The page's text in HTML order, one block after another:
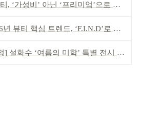
‘가성비’ 아닌 ‘프리미엄’으로 승부걸어야
뷰티 핵심 트렌드, ‘F.I.N.D’로 읽는다
] 설화수 ‘여름의 미학’ 특별 전시 개최